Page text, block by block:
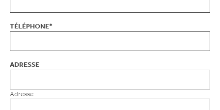
TÉLÉPHONE*
ADRESSE
Adresse